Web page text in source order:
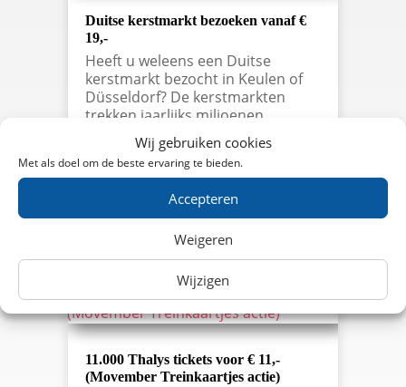
Wij gebruiken cookies
Met als doel om de beste ervaring te bieden.
Accepteren
Weigeren
Wijzigen
Duitse kerstmarkt bezoeken vanaf €
19,-
Heeft u weleens een Duitse
kerstmarkt bezocht in Keulen of
Düsseldorf? De kerstmarkten
trekken jaarlijks miljoenen
toeristen en dat is natuurlijk niet
voor niets! De heerlijke
specialiteiten, Gluhweinn en
om niet snel te vergeten….
11.000 Thalys tickets voor € 11,-
(Movember Treinkaartjes actie)